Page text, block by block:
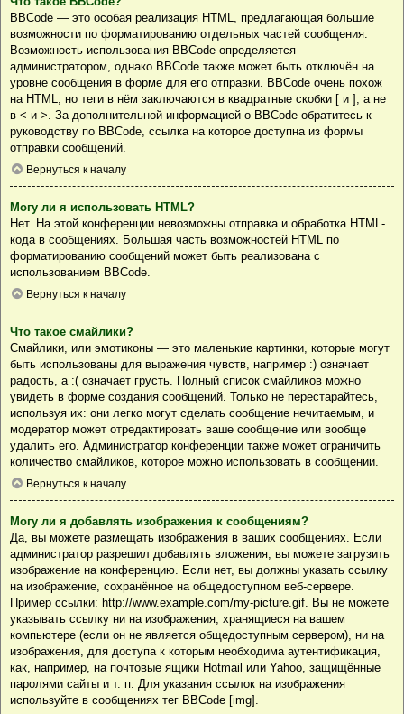
BBCode — это особая реализация HTML, предлагающая большие
возможности по форматированию отдельных частей сообщения.
Возможность использования BBCode определяется
администратором, однако BBCode также может быть отключён на
уровне сообщения в форме для его отправки. BBCode очень похож
на HTML, но теги в нём заключаются в квадратные скобки [ и ], а не
в < и >. За дополнительной информацией о BBCode обратитесь к
руководству по BBCode, ссылка на которое доступна из формы
отправки сообщений.
Вернуться к началу
Могу ли я использовать HTML?
Нет. На этой конференции невозможны отправка и обработка HTML-
кода в сообщениях. Большая часть возможностей HTML по
форматированию сообщений может быть реализована с
использованием BBCode.
Вернуться к началу
Что такое смайлики?
Смайлики, или эмотиконы — это маленькие картинки, которые могут
быть использованы для выражения чувств, например :) означает
радость, а :( означает грусть. Полный список смайликов можно
увидеть в форме создания сообщений. Только не перестарайтесь,
используя их: они легко могут сделать сообщение нечитаемым, и
модератор может отредактировать ваше сообщение или вообще
удалить его. Администратор конференции также может ограничить
количество смайликов, которое можно использовать в сообщении.
Вернуться к началу
Могу ли я добавлять изображения к сообщениям?
Да, вы можете размещать изображения в ваших сообщениях. Если
администратор разрешил добавлять вложения, вы можете загрузить
изображение на конференцию. Если нет, вы должны указать ссылку
на изображение, сохранённое на общедоступном веб-сервере.
Пример ссылки: http://www.example.com/my-picture.gif. Вы не можете
указывать ссылку ни на изображения, хранящиеся на вашем
компьютере (если он не является общедоступным сервером), ни на
изображения, для доступа к которым необходима аутентификация,
как, например, на почтовые ящики Hotmail или Yahoo, защищённые
паролями сайты и т. п. Для указания ссылок на изображения
используйте в сообщениях тег BBCode [img].